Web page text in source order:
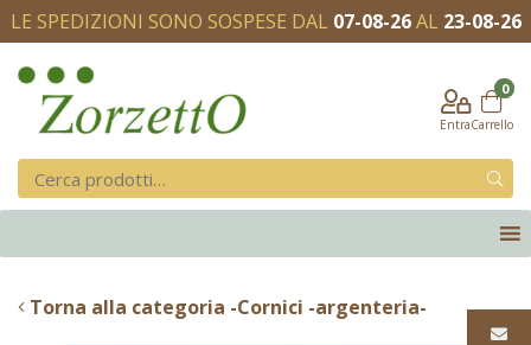
LE SPEDIZIONI SONO SOSPESE DAL 07-08-26AL 23-08-26
Entra
0
Carrello
Torna alla categoria -Cornici -argenteria-